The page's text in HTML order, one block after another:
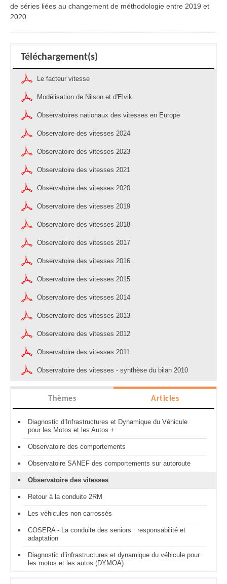
de séries liées au changement de méthodologie entre 2019 et
2020.
Téléchargement(s)
Le facteur vitesse
Modélisation de Nilson et d'Elvik
Observatoires nationaux des vitesses en Europe
Observatoire des vitesses 2024
Observatoire des vitesses 2023
Observatoire des vitesses 2021
Observatoire des vitesses 2020
Observatoire des vitesses 2019
Observatoire des vitesses 2018
Observatoire des vitesses 2017
Observatoire des vitesses 2016
Observatoire des vitesses 2015
Observatoire des vitesses 2014
Observatoire des vitesses 2013
Observatoire des vitesses 2012
Observatoire des vitesses 2011
Observatoire des vitesses - synthèse du bilan 2010
Thèmes Articles
Diagnostic d’Infrastructures et Dynamique du Véhicule
pour les Motos et les Autos +
Observatoire des comportements
Observatoire SANEF des comportements sur autoroute
Observatoire des vitesses
Retour à la conduite 2RM
Les véhicules non carrossés
COSERA - La conduite des seniors : responsabilité et
adaptation
Diagnostic d’infrastructures et dynamique du véhicule pour
les motos et les autos (DYMOA)